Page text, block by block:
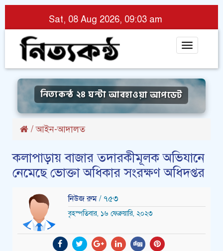
Sat, 08 Aug 2026, 09:03 am
Toggle
নিত্যকন্ঠ ২৪ ঘন্টা আবহাওয়া আপডেট
/আইন-আদালত
কলাপাড়ায় বাজার তদারকীমূলক অভিযানে
নেমেছে ভোক্তা অধিকার সংরক্ষণ অধিদপ্তর
নিউজ রুম / ৭৫৩
বৃহস্পতিবার, ১৬ ফেব্রুয়ারি, ২০২৩